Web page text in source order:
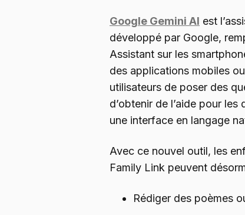
Google Gemini AI est
développé par Google,
Assistant sur les
des applications mobiles
utilisateurs de poser des
d’obtenir de l’aide pour
une interface en langage
Avec ce nouvel outil, les
Family Link peuvent
Rédiger des poèmes